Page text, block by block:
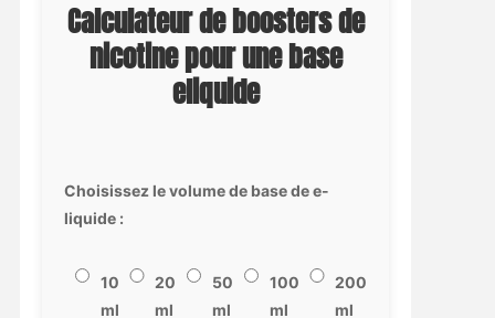
Calculateur de boosters de
nicotine pour une base
eliquide
Choisissez le volume de base de e-
liquide :
10
ml
20
ml
50
ml
100
ml
200
ml